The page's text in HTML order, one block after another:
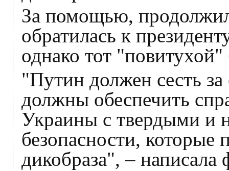
За помощью,
обратилась к
однако тот "повитухой"
"Путин должен сесть
должны обеспечить
Украины с твердыми и
безопасности, которые
дикобраза", –